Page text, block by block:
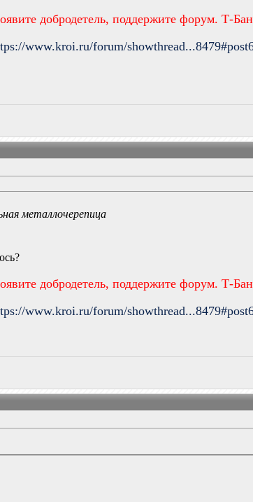
добродетель, поддержите форум. Т-
www.kroi.ru/forum/
металлочерепица
добродетель, поддержите форум. Т-
www.kroi.ru/forum/